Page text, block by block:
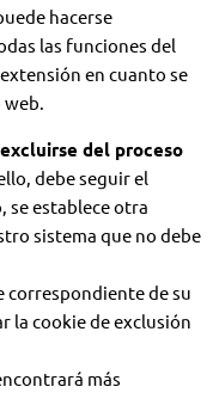
hacerse
las funciones del
en cuanto se
excluirse del proceso
debe seguir el
se establece otra
sistema que no debe
correspondiente de su
la cookie de exclusión
más